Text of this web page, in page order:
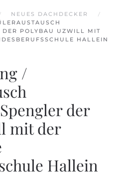
NEUES DACHDECKER
DER POLYBAU UZWILL MIT
HALLEIN
/
der
mit der
Hallein